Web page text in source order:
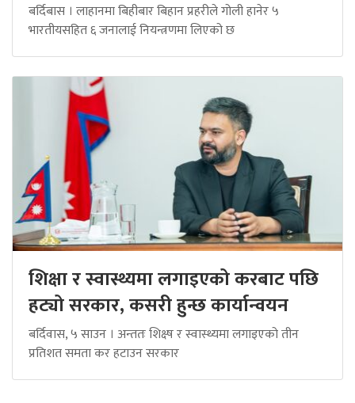
बर्दिबास । लाहानमा बिहीबार बिहान प्रहरीले गोली हानेर ५
भारतीयसहित ६ जनालाई नियन्त्रणमा लिएको छ
शिक्षा र स्वास्थ्यमा लगाइएको करबाट पछि
हट्यो सरकार, कसरी हुन्छ कार्यान्वयन
बर्दिवास, ५ साउन । अन्ततः शिक्ष्ष र स्वास्थ्यमा लगाइएको तीन
प्रतिशत समता कर हटाउन सरकार